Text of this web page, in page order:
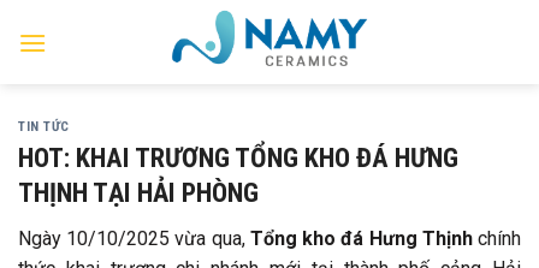
TIN TỨC
HOT: KHAI TRƯƠNG TỔNG KHO ĐÁ HƯNG
THỊNH TẠI HẢI PHÒNG
Ngày 10/10/2025 vừa qua, Tổng kho đá Hưng Thịnhchính